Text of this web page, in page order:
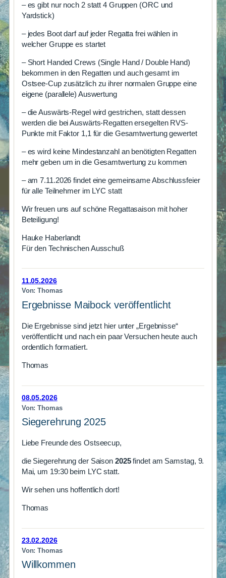
– es gibt nur noch 2 statt 4 Gruppen (ORC und
Yardstick)
– jedes Boot darf auf jeder Regatta frei wählen in
welcher Gruppe es startet
– Short Handed Crews (Single Hand / Double Hand)
bekommen in den Regatten und auch gesamt im
Ostsee-Cup zusätzlich zu ihrer normalen Gruppe eine
eigene (parallele) Auswertung
– die Auswärts-Regel wird gestrichen, statt dessen
werden die bei Auswärts-Regatten ersegelten RVS-
Punkte mit Faktor 1,1 für die Gesamtwertung gewertet
– es wird keine Mindestanzahl an benötigten Regatten
mehr geben um in die Gesamtwertung zu kommen
– am 7.11.2026 findet eine gemeinsame Abschlussfeier
für alle Teilnehmer im LYC statt
Wir freuen uns auf schöne Regattasaison mit hoher
Beteiligung!
Hauke Haberlandt
Für den Technischen Ausschuß
11.05.2026
Von: Thomas
Ergebnisse Maibock veröffentlicht
Die Ergebnisse sind jetzt hier unter „Ergebnisse“
veröffentlicht und nach ein paar Versuchen heute auch
ordentlich formatiert.
Thomas
08.05.2026
Von: Thomas
Siegerehrung 2025
Liebe Freunde des Ostseecup,
die Siegerehrung der Saison 2025findet am Samstag, 9.
Mai, um 19:30 beim LYC statt.
Wir sehen uns hoffentlich dort!
Thomas
23.02.2026
Von: Thomas
Willkommen